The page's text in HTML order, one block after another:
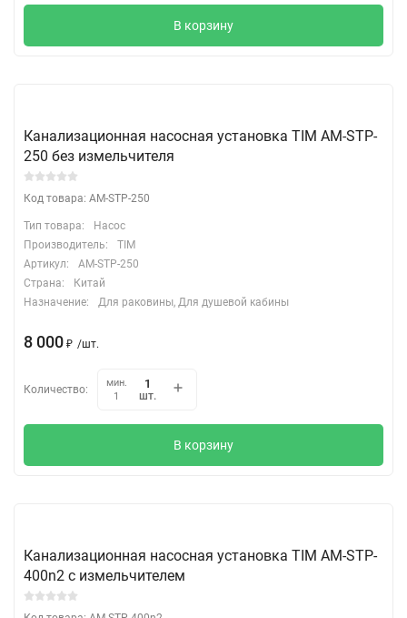
В корзину
Канализационная насосная установка TIM AM-STP-
250 без измельчителя
Код товара: AM-STP-250
Тип товара:
Насос
Производитель:
TIM
Артикул:
AM-STP-250
Страна:
Китай
Назначение:
Для раковины, Для душевой кабины
8 000 ₽ /шт.
Количество:
мин.
1
шт.
В корзину
Канализационная насосная установка TIM AM-STP-
400n2 с измельчителем